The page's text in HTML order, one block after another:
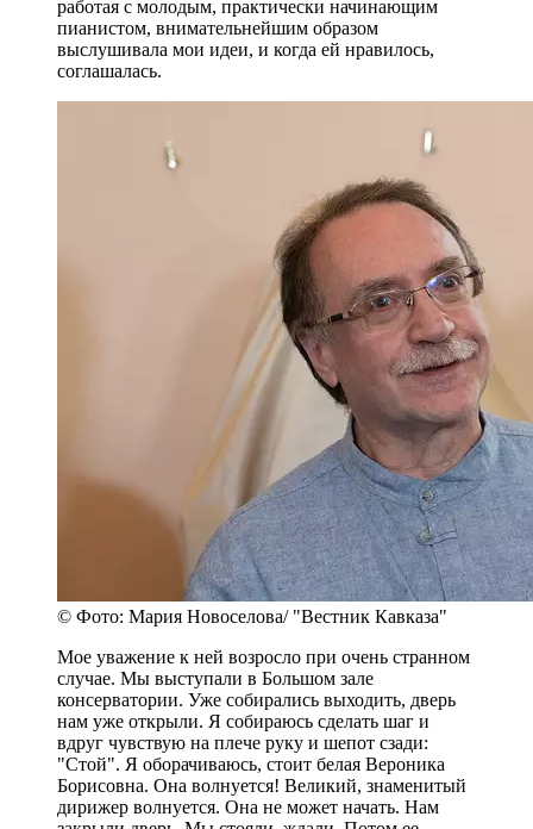
работая с молодым, практически начинающим
пианистом, внимательнейшим образом
выслушивала мои идеи, и когда ей нравилось,
соглашалась.
© Фото: Мария Новоселова/ "Вестник Кавказа"
Мое уважение к ней возросло при очень странном
случае. Мы выступали в Большом зале
консерватории. Уже собирались выходить, дверь
нам уже открыли. Я собираюсь сделать шаг и
вдруг чувствую на плече руку и шепот сзади:
"Стой". Я оборачиваюсь, стоит белая Вероника
Борисовна. Она волнуется! Великий, знаменитый
дирижер волнуется. Она не может начать. Нам